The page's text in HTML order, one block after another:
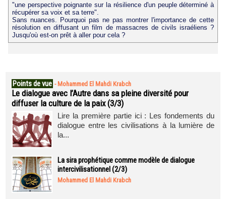
"une perspective poignante sur la résilience d'un peuple déterminé à
récupérer sa voix et sa terre".
Sans nuances. Pourquoi pas ne pas montrer l'importance de cette
résolution en diffusant un film de massacres de civils israéliens ?
Jusqu'où est-on prêt à aller pour cela ?
Points de vue - Mohammed El Mahdi Krabch
Le dialogue avec l’Autre dans sa pleine diversité pour
diffuser la culture de la paix (3/3)
Lire la première partie ici : Les fondements du
dialogue entre les civilisations à la lumière de
la...
La sira prophétique comme modèle de dialogue
intercivilisationnel (2/3)
Mohammed El Mahdi Krabch